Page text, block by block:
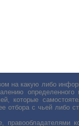
на какую либо
определенного
которые
отбора с чьей либо